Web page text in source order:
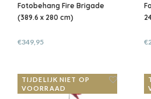
Fotobehang Fire Brigade
(389.6 x 280 cm)
€349,95
TIJDELIJK NIET OP
VOORRAAD